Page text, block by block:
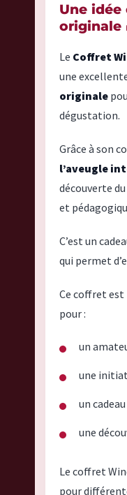
Une idée
originale
Le Coffret
une
originale
dégustation.
Grâce à son
l’aveugle
découverte
et
C’est un
qui permet
Ce coffret
pour :
un
une
un
une
Le coffret
pour